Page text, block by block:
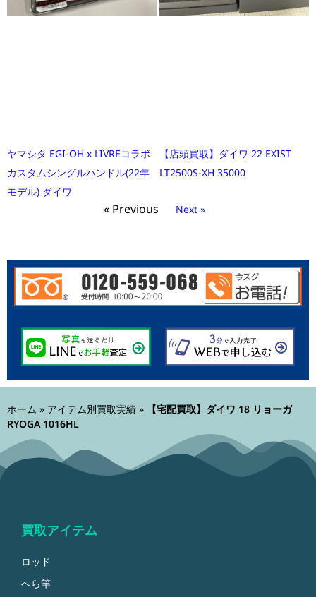
ヤマシタ EGI-OH x LIVREコラボ
カスタムシングルハンドル(22年
モデル) ダイワ
【店頭買取】ダイワ 22 EXIST
LT2500S-XH 35000
« Previous Next »
ホーム » アイテム別買取実績 »
【宅配買取】ダイワ 18 リョーガ
RYOGA 1016HL
買取アイテム
ロッド
へら竿